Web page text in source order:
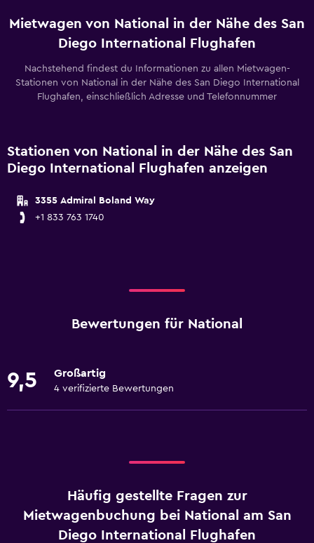
Mietwagen von National in der Nähe des San
Diego International Flughafen
Nachstehend findest du Informationen zu allen Mietwagen-
Stationen von National in der Nähe des San Diego International
Flughafen, einschließlich Adresse und Telefonnummer
Stationen von National in der Nähe des San
Diego International Flughafen anzeigen
3355 Admiral Boland Way
+1 833 763 1740
Bewertungen für National
9,5 Großartig
4 verifizierte Bewertungen
Häufig gestellte Fragen zur
Mietwagenbuchung bei National am San
Diego International Flughafen